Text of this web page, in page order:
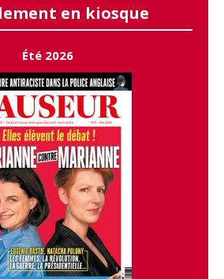
en kiosque
Été 2026